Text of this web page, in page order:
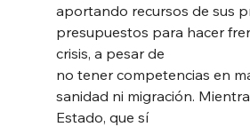
aportando recursos de sus
presupuestos para hacer
crisis, a pesar de
no tener competencias en
sanidad ni migración.
Estado, que sí